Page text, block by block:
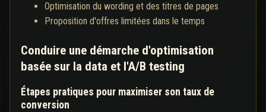
Optimisation du wording et des titres de pages
Proposition d'offres limitées dans le temps
Conduire une démarche d'optimisation
basée sur la data et l'A/B testing
Étapes pratiques pour maximiser son taux de
conversion